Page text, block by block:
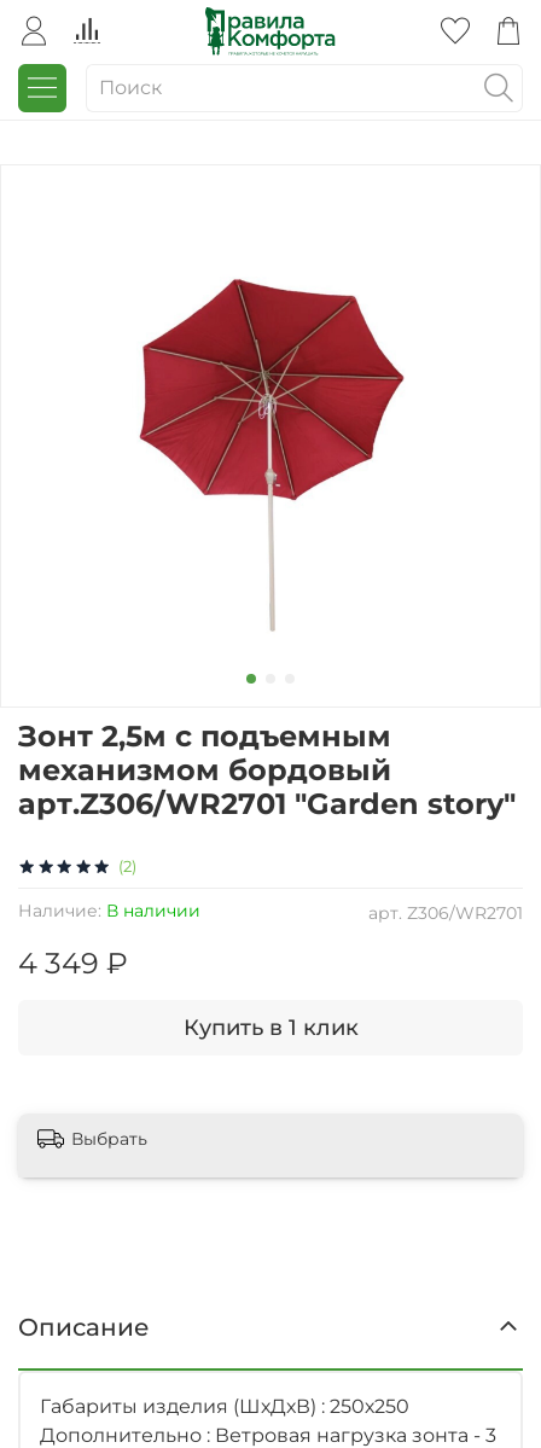
(2)
арт. Z306/WR2701
Наличие: В наличии
Зонт 2,5м с подъемным
механизмом бордовый
арт.Z306/WR2701 "Garden story"
4 349 ₽
Купить в 1 клик
Выбрать
Описание
Габариты изделия (ШхДхВ) : 250х250
Дополнительно : Ветровая нагрузка зонта - 3